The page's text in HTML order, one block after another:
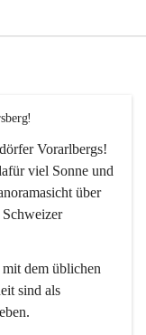
Vorarlbergs!
viel Sonne und
über
dem üblichen
sind als